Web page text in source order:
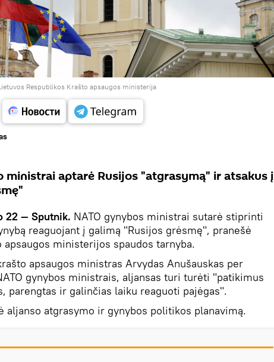
Respublikos Krašto apsaugos ministerija
ministrai aptarė Rusijos "atgrasymą" ir atsakus į
22 — Sputnik. NATO gynybos ministrai sutarė stiprinti
reaguojant į galimą "Rusijos grėsmę", pranešė
apsaugos ministerijos spaudos tarnyba.
apsaugos ministras Arvydas Anušauskas per
gynybos ministrais, aljansas turi turėti "patikimus
parengtas ir galinčias laiku reaguoti pajėgas".
aljanso atgrasymo ir gynybos politikos planavimą.